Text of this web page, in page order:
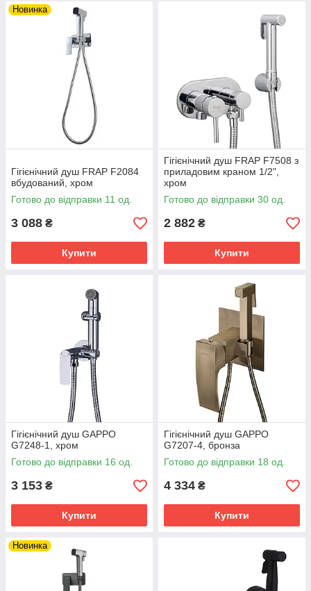
Новинка
Гігієнічний душ FRAP F2084
вбудований, хром
Готово до відправки 11 од.
3 088 ₴
Купити
Гігієнічний душ FRAP F7508 з
приладовим краном 1/2",
хром
Готово до відправки 30 од.
2 882 ₴
Купити
Гігієнічний душ GAPPO
G7248-1, хром
Готово до відправки 16 од.
3 153 ₴
Купити
Гігієнічний душ GAPPO
G7207-4, бронза
Готово до відправки 18 од.
4 334 ₴
Купити
Новинка